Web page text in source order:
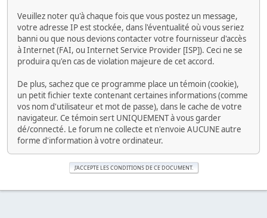
Veuillez noter qu'à chaque fois que vous postez un message,
votre adresse IP est stockée, dans l'éventualité où vous seriez
banni ou que nous devions contacter votre fournisseur d'accès
à Internet (FAI, ou Internet Service Provider [ISP]). Ceci ne se
produira qu'en cas de violation majeure de cet accord.
De plus, sachez que ce programme place un témoin (cookie),
un petit fichier texte contenant certaines informations (comme
vos nom d'utilisateur et mot de passe), dans le cache de votre
navigateur. Ce témoin sert UNIQUEMENT à vous garder
dé/connecté. Le forum ne collecte et n'envoie AUCUNE autre
forme d'information à votre ordinateur.